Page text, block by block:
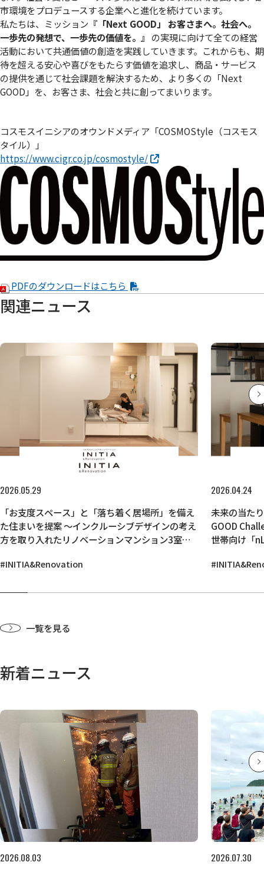
市環境をプロデュースする企業へと進化を続けています。
私たちは、ミッション 『「Next GOOD」 お客さまへ。社会へ。
⼀歩先の発想で、⼀歩先の価値を。』 の実現に向けて全ての経営
活動において共通価値の創造を実践していきます。これからも、期
待を超える安心や喜びをもたらす価値を追求し、商品・サービス
の提供を通じて社会課題を解決するため、より多くの「Next
GOOD」を、お客さま、社会と共に創ってまいります。
コスモスイニシアのオウンドメディア「COSMOStyle（コスモス
タイル）」
https://www.cigr.co.jp/cosmostyle/
PDFのダウンロードはこちら
関連ニュース
2026.05.29
「お支度スペース」と「落ち着く居場所」を備え
た住まいを提案 ～インクルーシブデザインの考え
方を取り入れたリノベーションマンション3室が
#INITIA&Renovation
2026.04.24
未来の当た
GOOD
世帯向け「
化～
一覧を見る
新着ニュース
2026.08.03
2026.07.30